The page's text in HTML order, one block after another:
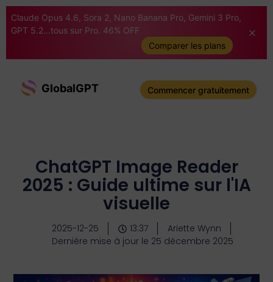
Claude Opus 4.6, Sora 2, Nano Banana Pro, Gemini 3 Pro,
GPT 5.2...tous sur Pro. 46% OFF
Comparer les plans
GlobalGPT Commencer gratuitement
ChatGPT Image Reader
2025 : Guide ultime sur l'IA
visuelle
2025-12-25 13:37
Ariette Wynn
Dernière mise à jour le 25 décembre 2025